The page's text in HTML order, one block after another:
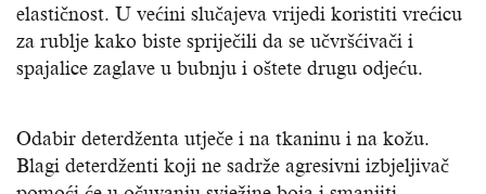
elastičnost. U većini slučajeva vrijedi koristiti vrećicu
za rublje kako biste spriječili da se učvršćivači i
spajalice zaglave u bubnju i oštete drugu odjeću.
Odabir deterdženta utječe i na tkaninu i na kožu.
Blagi deterdženti koji ne sadrže agresivni izbjeljivač